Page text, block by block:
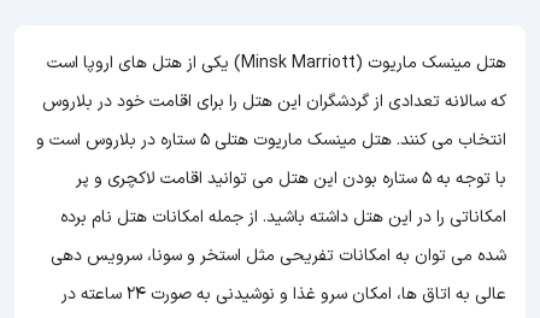
هتل مینسک ماریوت (Minsk Marriott) یکی از هتل های اروپا است
که سالانه تعدادی از گردشگران این هتل را برای اقامت خود در بلاروس
انتخاب می کنند. هتل مینسک ماریوت هتلی 5 ستاره در بلاروس است و
با توجه به 5 ستاره بودن این هتل می توانید اقامت لاکچری و پر
امکاناتی را در این هتل داشته باشید. از جمله امکانات هتل نام برده
شده می توان به امکانات تفریحی مثل استخر و سونا، سرویس دهی
عالی به اتاق ها، امکان سرو غذا و نوشیدنی به صورت 24 ساعته در